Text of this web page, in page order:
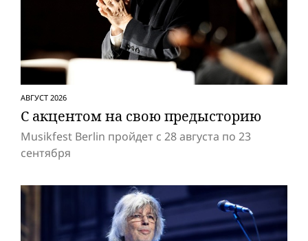
АВГУСТ 2026
С акцентом на свою предысторию
Musikfest Berlin пройдет с 28 августа по 23
сентября